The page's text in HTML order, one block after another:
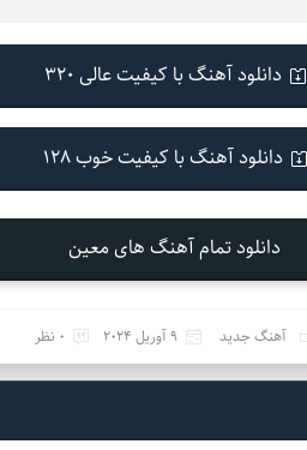
دانلود آهنگ با کیفیت عالی 320
دانلود آهنگ با کیفیت خوب 128
دانلود تمام آهنگ های معین
آهنگ جدید 9 آوریل 2024 0 نظر